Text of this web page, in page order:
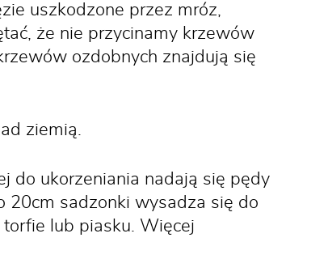
uszkodzone przez mróz,
że nie przycinamy krzewów
ozdobnych znajdują się
ziemią.
do ukorzeniania nadają się pędy
20cm sadzonki wysadza się do
lub piasku. Więcej